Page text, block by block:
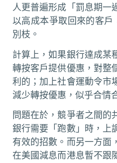
人更普遍形成「罰息期一
以高成本爭取回來的客
別枝。
計算上，如果銀行達成某
轉按客戶提供優惠，對整
利的；加上社會運動令市
減少轉按優惠，似乎合情
問題在於，競爭者之間的
銀行需要「跑數」時，上
有效的招數。而另一方面
在美國減息而港息暫不跟